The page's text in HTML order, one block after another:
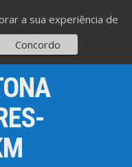
a sua experiência de
Concordo